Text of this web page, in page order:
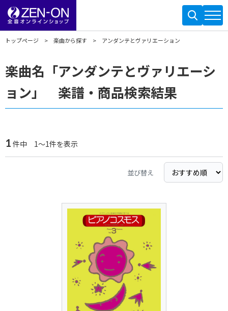
トップページ 楽曲から探す アンダンテとヴァリエーション
楽曲名「アンダンテとヴァリエーシ
ョン」 楽譜・商品検索結果
1 件中 1～1件を表示
並び替え